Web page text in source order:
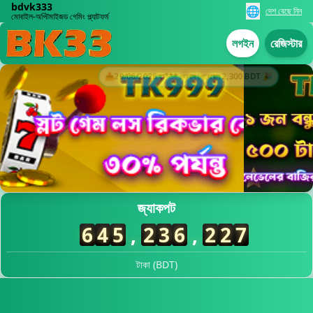
bdvk333
মোবাইল-অপ্টিমাইজড গেমিং প্ল্যাটফর্ম 🌐 দেশ বেছে নিন
লগইন রেজিস্টার
29/06/2026 সর*** উত্তোলন সফল 7,800 BDT 💸
29/06/2026 চৌ*** জিতেছেন 15,000 BDT 🏆
29/06/2026 হা*** বোনাস পেয়েছেন 2,300 BDT 🎉
29/06/2026 রহ*** রিবেট পেয়েছেন 550 BDT 🔄
29/06/2026 বি*** জ্যাকপট জিতেছেন 147,000 BDT 🚀
জ্যাকপট
645 , 3 00 , 3 51
টাকা (BDT)
29/06/2026 হা*** বোনাস পেয়েছেন 2,300 BDT 🎉